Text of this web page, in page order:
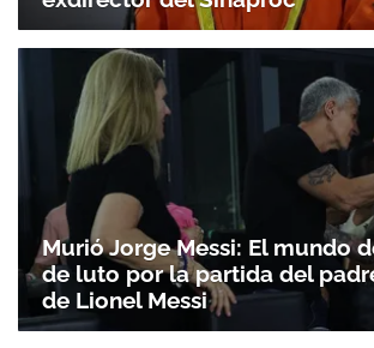
Murió Jorge Messi: El mundo
de luto por la partida del
de Lionel Messi